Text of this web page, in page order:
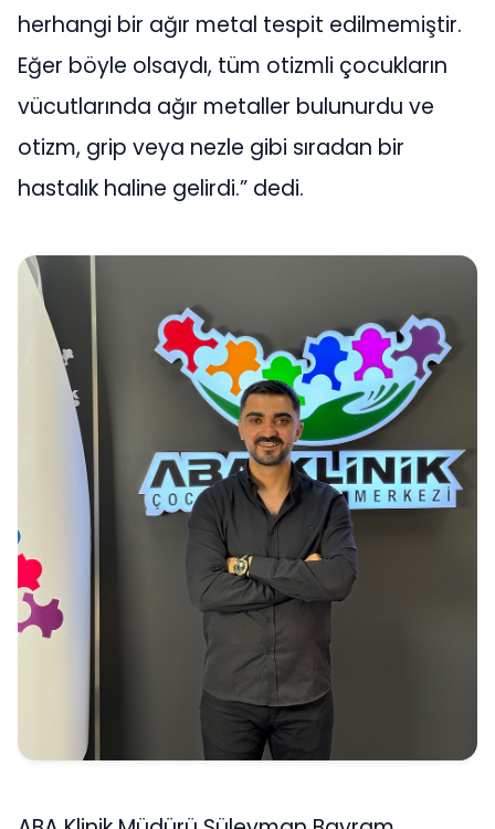
herhangi bir ağır metal tespit edilmemiştir.
Eğer böyle olsaydı, tüm otizmli çocukların
vücutlarında ağır metaller bulunurdu ve
otizm, grip veya nezle gibi sıradan bir
hastalık haline gelirdi.” dedi.